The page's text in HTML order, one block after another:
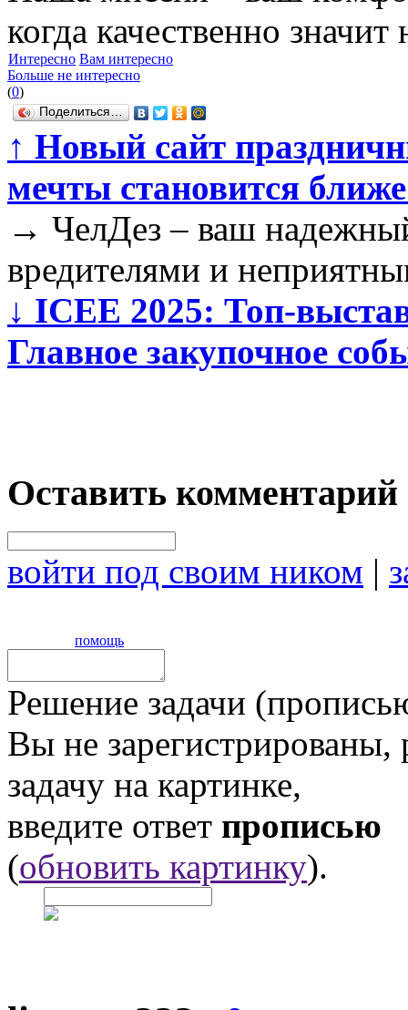
когда качественно
Интересно Вам интересно
Больше не интересно
(0)
Поделиться…
↑ Новый сайт
мечты становится
→ ЧелДез – ваш
вредителями и
↓ ICEE 2025: Топ-
Главное закупочное
Оставить комментарий
войти под своим ником |
помощь
Решение задачи
Вы не
задачу на картинке,
введите ответ прописью
(обновить картинку).